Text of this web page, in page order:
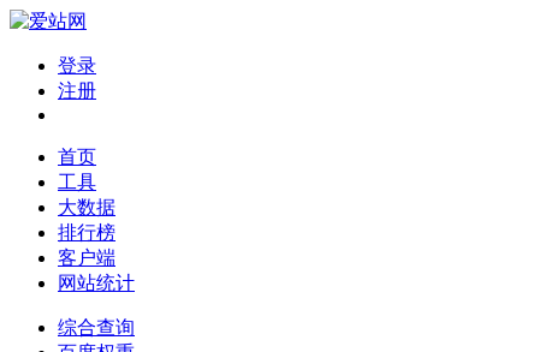
登录
注册
首页
工具
大数据
排行榜
客户端
网站统计
综合查询